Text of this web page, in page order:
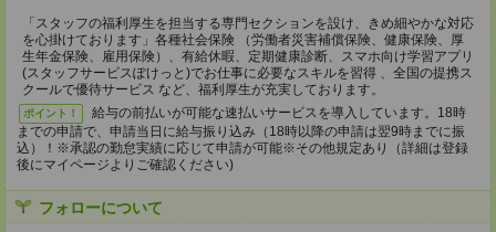
「スタッフの福利厚生を担当する専門セクションを設け、きめ細やかな対応
を心掛けております」各種社会保険 （労働者災害補償保険、健康保険、厚
生年金保険、雇用保険）、有給休暇、定期健康診断、スマホ向け学習アプリ
(スタッフサービスぽけっと)でお仕事に必要なスキルを習得 、全国の提携ス
クールで優待サービス など、福利厚生が充実しております。
ポイント！
給与の前払いが可能な速払いサービスを導入しています。18時
までの申請で、申請当日に給与振り込み（18時以降の申請は翌9時までに振
込）！※承認の勤怠実績に応じて申請が可能※その他規定あり（詳細は登録
後にマイページよりご確認ください)
フォローについて